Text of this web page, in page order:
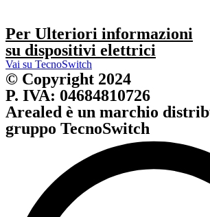
Per Ulteriori informazioni
su dispositivi elettrici
Vai su TecnoSwitch
© Copyright 2024
P. IVA: 04684810726
Arealed è un marchio
gruppo TecnoSwitch